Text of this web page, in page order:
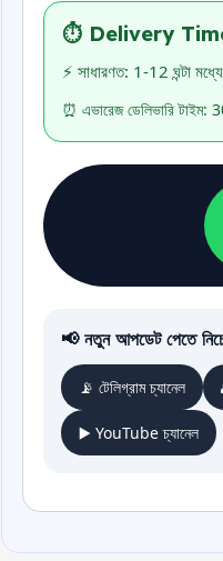
⏱️ Delivery
⚡ সাধারণত: 1-12 ঘন্টা
⏰ এভারেজ ডেলিভারি
📢 নতুন আপডেট পেতে
📡 টেলিগ্রাম চ্যানেল
▶️ YouTube চ্যানেল